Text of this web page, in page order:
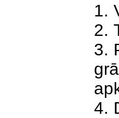
1.
2.
3.
4.